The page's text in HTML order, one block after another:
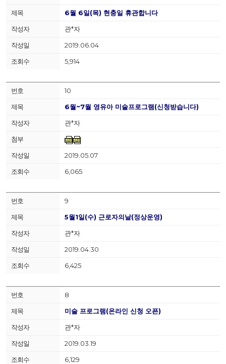
6월 6일(목) 현충일 휴관합니다
관*자
2019.06.04
5,914
10
6월~7월 영유아 미술프로그램(신청받습니다)
관*자
2019.05.07
6,065
9
5월1일(수) 근로자의날(정상운영)
관*자
2019.04.30
6,425
8
미술 프로그램(온라인 신청 오픈)
관*자
2019.03.19
6,129